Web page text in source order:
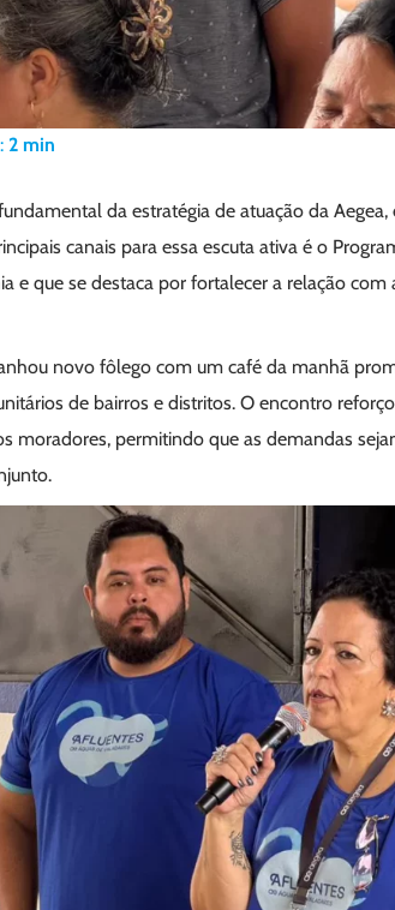
2 min
da estratégia de atuação da Aegea,
canais para essa escuta ativa é o
e que se destaca por fortalecer a relação
novo fôlego com um café da manhã
de bairros e distritos. O encontro
moradores, permitindo que as demandas